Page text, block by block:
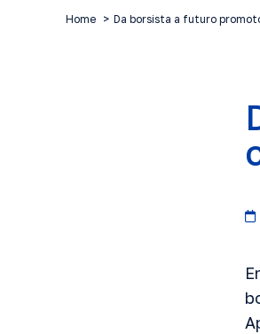
Home Da borsista a futuro